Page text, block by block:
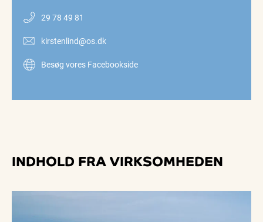
29 78 49 81
kirstenlind@os.dk
Besøg vores Facebookside
INDHOLD FRA VIRKSOMHEDEN